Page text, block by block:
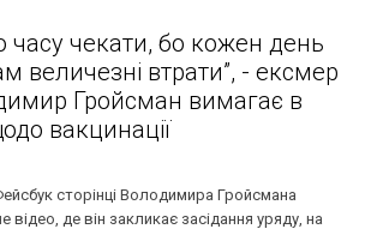
чекати, бо кожен день
величезні втрати”, - ексмер
Гройсман вимагає в
вакцинації
сторінці Володимира Гройсмана
відео, де він закликає засідання уряду, на